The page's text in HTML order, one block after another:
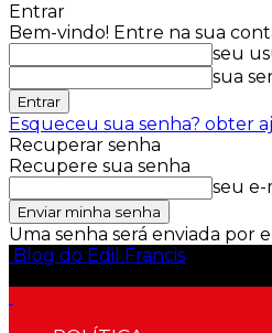
Entrar
Bem-vindo! Entre na sua
seu
sua
Esqueceu sua senha? obter
Recuperar senha
Recupere sua senha
seu e-
Uma senha será enviada por
Blog do Edil Francis